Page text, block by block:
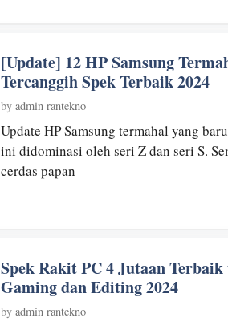
[Update] 12 HP Samsung
Tercanggih Spek Terbaik 2024
by admin rantekno
Update HP Samsung termahal yang
ini didominasi oleh seri Z dan seri S.
cerdas papan
Spek Rakit PC 4 Jutaan
Gaming dan Editing 2024
by admin rantekno